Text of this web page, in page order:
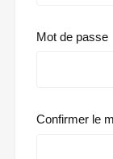
Mot de passe
Confirmer le